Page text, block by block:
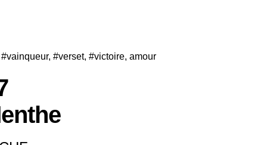
#vainqueur,#verset,#victoire,amour